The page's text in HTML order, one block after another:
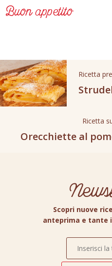
Buon appetito
Ricetta
Ricetta
Orecchiette al
Scopri nuove
anteprima e tante